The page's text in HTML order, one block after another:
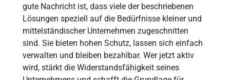
gute Nachricht ist, dass viele der beschriebenen
Lösungen speziell auf die Bedürfnisse kleiner und
mittelständischer Unternehmen zugeschnitten
sind. Sie bieten hohen Schutz, lassen sich einfach
verwalten und bleiben bezahlbar. Wer jetzt aktiv
wird, stärkt die Widerstandsfähigkeit seines